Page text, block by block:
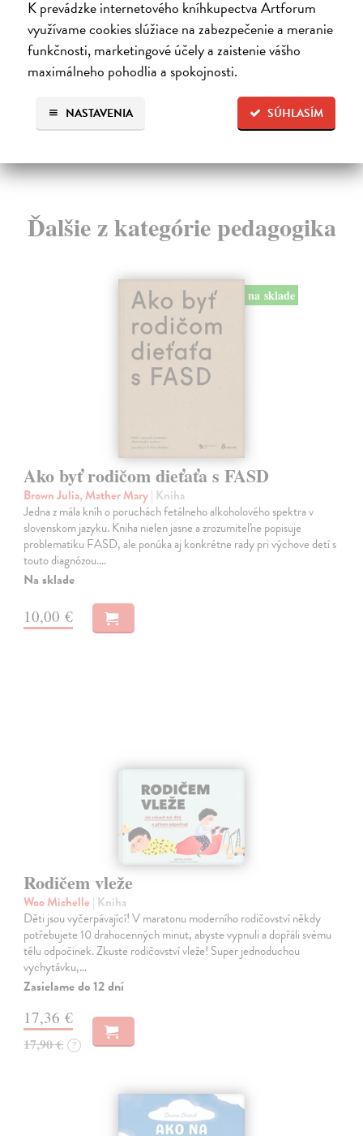
K prevádzke internetového kníhkupectva Artforum
využívame cookies slúžiace na zabezpečenie a meranie
funkčnosti, marketingové účely a zaistenie vášho
maximálneho pohodlia a spokojnosti.
SÚHLASÍM
NASTAVENIA
JE TO MOŽNO NAJVÄČŠIA REVOLÚCIA
NAŠICH DNÍ: rovnocennosť a rovnoprávnosť ženy a
muža. Vojna a mier m...
Zasielame do 14 dní
24,50 € ?
Ďalšie z kategórie pedagogika
na sklade
Ako byť rodičom dieťaťa s FASD
Brown Julia, Mather Mary| Kniha
Jedna z mála kníh o poruchách fetálneho alkoholového spektra v
slovenskom jazyku. Kniha nielen jasne a zrozumiteľne popisuje
problematiku FASD, ale ponúka aj konkrétne rady pri výchove detí s
touto diagnózou.…
Na sklade
10,00 €
Rodičem vleže
Woo Michelle | Kniha
Děti jsou vyčerpávající! V maratonu moderního rodičovství někdy
potřebujete 10 drahocenných minut, abyste vypnuli a dopřáli svému
tělu odpočinek. Zkuste rodičovství vleže! Super jednoduchou
vychytávku,…
Zasielame do 12 dní
17,36 €
17,90 € ?